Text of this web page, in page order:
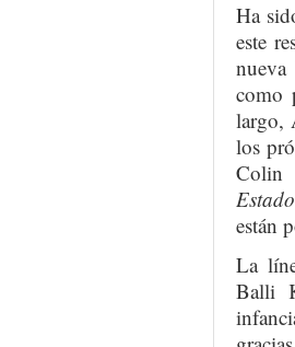
Ha
este
nueva
como
largo,
los
Colin
están
La
Balli